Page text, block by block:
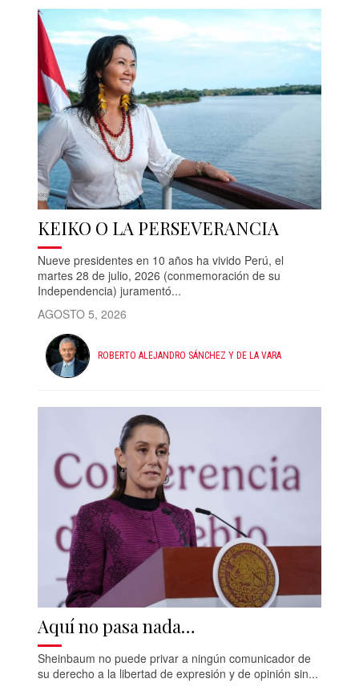
KEIKO O LA PERSEVERANCIA
Nueve presidentes en 10 años ha vivido Perú, el
martes 28 de julio, 2026 (conmemoración de su
Independencia) juramentó...
AGOSTO 5, 2026
ROBERTO ALEJANDRO SÁNCHEZ Y DE LA VARA
Aquí no pasa nada…
Sheinbaum no puede privar a ningún comunicador de
su derecho a la libertad de expresión y de opinión sin...